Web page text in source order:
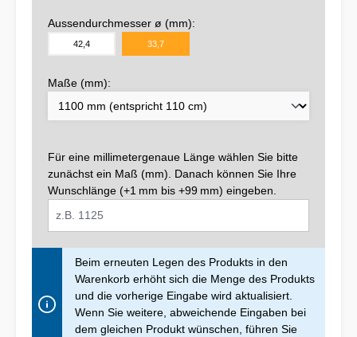
Aussendurchmesser ø (mm):
42,4 33,7
Maße (mm):
Für eine millimetergenaue Länge wählen Sie bitte
zunächst ein Maß (mm). Danach können Sie Ihre
Wunschlänge (+1 mm bis +99 mm) eingeben.
Beim erneuten Legen des Produkts in den
Warenkorb erhöht sich die Menge des Produkts
und die vorherige Eingabe wird aktualisiert.
Wenn Sie weitere, abweichende Eingaben bei
dem gleichen Produkt wünschen, führen Sie